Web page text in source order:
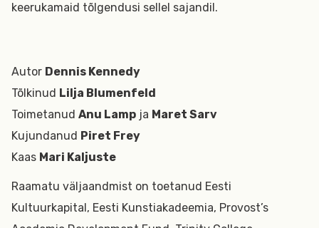
keerukamaid tõlgendusi sellel sajandil.
Autor Dennis Kennedy
Tõlkinud Lilja Blumenfeld
Toimetanud Anu Lamp ja Maret Sarv
Kujundanud Piret Frey
Kaas Mari Kaljuste
Raamatu väljaandmist on toetanud Eesti
Kultuurkapital, Eesti Kunstiakadeemia, Provost’s